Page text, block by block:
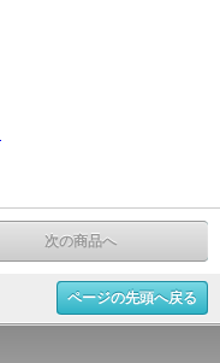
次の商品へ
ページの先頭へ戻る